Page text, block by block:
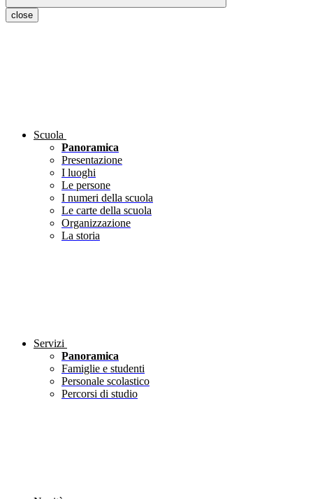
close
Scuola
Panoramica
Presentazione
I luoghi
Le persone
I numeri della scuola
Le carte della scuola
Organizzazione
La storia
Servizi
Panoramica
Famiglie e studenti
Personale scolastico
Percorsi di studio